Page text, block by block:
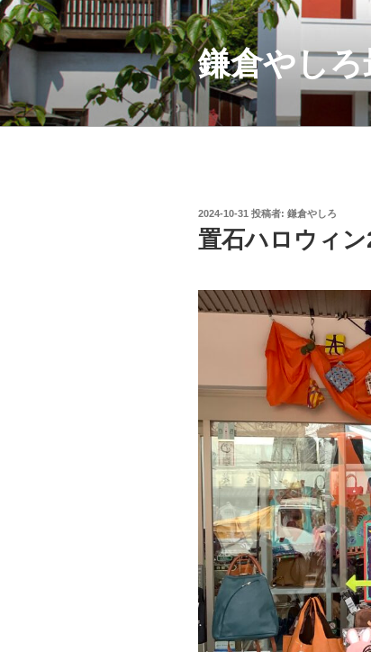
コ
ン
テ
ン
ツ
へ
鎌倉やし
投
稿
日:
2024-10-31 投稿者: 鎌倉やしろ
置石ハロウィン